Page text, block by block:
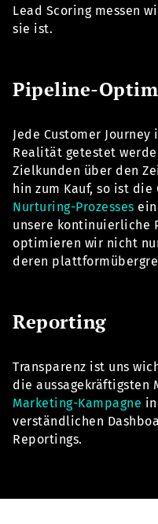
Lead Scoring messen
sie ist.
Pipeline-
Jede Customer
Realität getestet
Zielkunden über den
hin zum Kauf, so ist
Nurturing-Prozesses
unsere kontinuierliche
optimieren wir nicht
deren
Reporting
Transparenz ist uns
die aussagekräftigsten
Marketing-Kampagne
verständlichen
Reportings.